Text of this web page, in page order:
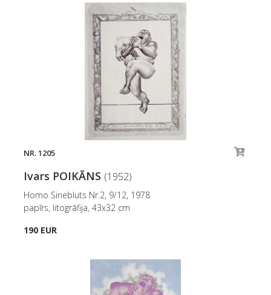
NR. 1205
Ivars POIKĀNS (1952)
Homo Sinebluts Nr.2, 9/12, 1978
papīrs, litogrāfija, 43x32 cm
190 EUR